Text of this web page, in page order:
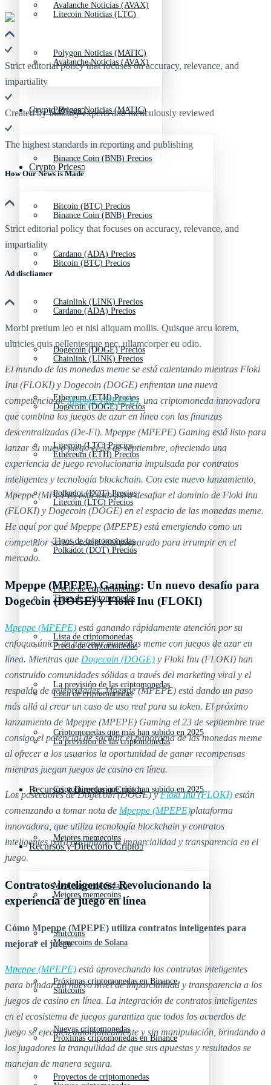
Avalanche Noticias (AVAX)
Polygon Noticias (MATIC)
Crypto Prices
Binance Coin (BNB) Precios
Bitcoin (BTC) Precios
Cardano (ADA) Precios
Chainlink (LINK) Precios
Dogecoin (DOGE) Precios
Ethereum (ETH) Precios
Litecoin (LTC) Precios
Polkadot (DOT) Precios
Tipos de criptomonedas
Precio de criptomonedas
Lista de criptomonedas
La previsión de las criptomonedas
Criptomonedas que más han subido en 2025
Recursos y Directorio Cripto
Mejores memecoins
Memecoins de Solana
Shitcoins
Próximas criptomonedas en Binance
Nuevas criptomonedas
Proyectos de criptomonedas
Litecoin Noticias (LTC)
Avalanche Noticias (AVAX)
Polygon Noticias (MATIC)
Crypto Prices
Binance Coin (BNB) Precios
Bitcoin (BTC) Precios
Cardano (ADA) Precios
Chainlink (LINK) Precios
Dogecoin (DOGE) Precios
Ethereum (ETH) Precios
Litecoin (LTC) Precios
Polkadot (DOT) Precios
Tipos de criptomonedas
Precio de criptomonedas
Lista de criptomonedas
La previsión de las criptomonedas
Criptomonedas que más han subido en 2025
Recursos y Directorio Cripto
Mejores memecoins
Memecoins de Solana
Shitcoins
Próximas criptomonedas en Binance
Strict editorial policy that focuses on accuracy, relevance, and
impartiality
Created by industry experts and meticulously reviewed
The highest standards in reporting and publishing
How Our News is Made
Strict editorial policy that focuses on accuracy, relevance, and
impartiality
Ad discliamer
Morbi pretium leo et nisl aliquam mollis. Quisque arcu lorem,
ultricies quis pellentesque nec, ullamcorper eu odio.
El mundo de las monedas meme se está calentando mientras Floki
Inu (FLOKI) y Dogecoin (DOGE) enfrentan una nueva
competencia de Mpeppe (MPEPE), una criptomoneda innovadora
que combina los juegos de azar en línea con las finanzas
descentralizadas (De-Fi). Mpeppe (MPEPE) Gaming está listo para
lanzar su nuevo juego el 23 de septiembre, ofreciendo una
experiencia de juego revolucionaria impulsada por contratos
inteligentes y tecnología blockchain. Con este nuevo lanzamiento,
Mpeppe (MPEPE) está listo para desafiar el dominio de Floki Inu
(FLOKI) y Dogecoin (DOGE) en el espacio de las monedas meme.
He aquí por qué Mpeppe (MPEPE) está emergiendo como un
competidor serio y cómo está preparado para irrumpir en el
mercado.
Mpeppe (MPEPE) Gaming: Un nuevo desafío para
Dogecoin (DOGE) y Floki Inu (FLOKI)
Mpeppe (MPEPE) está ganando rápidamente atención por su
enfoque único de fusionar monedas meme con juegos de azar en
línea. Mientras que Dogecoin (DOGE) y Floki Inu (FLOKI) han
construido comunidades sólidas a través del marketing viral y el
respaldo de celebridades, Mpeppe (MPEPE) está dando un paso
más allá al crear un caso de uso real para su token. El próximo
lanzamiento de Mpeppe (MPEPE) Gaming el 23 de septiembre trae
consigo el potencial de sacudir el panorama de las monedas meme
al ofrecer a los usuarios la oportunidad de ganar recompensas
mientras juegan juegos de casino en línea.
Los poseedores de Dogecoin (DOGE) y Floki Inu (FLOKI) están
comenzando a tomar nota de Mpeppe (MPEPE)plataforma
innovadora, que utiliza tecnología blockchain y contratos
inteligentes para garantizar la imparcialidad y transparencia en el
juego.
Contratos inteligentes: Revolucionando la
experiencia de juego en línea
Cómo Mpeppe (MPEPE) utiliza contratos inteligentes para
mejorar el juego
Mpeppe (MPEPE) está aprovechando los contratos inteligentes
para brindar un nuevo nivel de imparcialidad y transparencia a los
juegos de casino en línea. La integración de contratos inteligentes
en el ecosistema de juegos garantiza que todos los acuerdos de
juego se ejecuten automáticamente y sin manipulación, brindando a
los jugadores la tranquilidad de que sus apuestas y resultados se
manejan de manera segura.